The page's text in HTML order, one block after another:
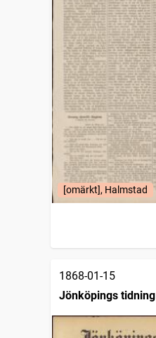
[omärkt], Halmstad
1868-01-15
Jönköpings tidning